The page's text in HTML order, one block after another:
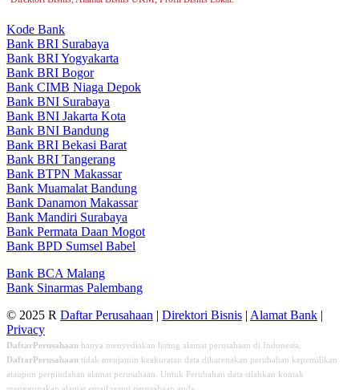
Kode Bank
Bank BRI Surabaya
Bank BRI Yogyakarta
Bank BRI Bogor
Bank CIMB Niaga Depok
Bank BNI Surabaya
Bank BNI Jakarta Kota
Bank BNI Bandung
Bank BRI Bekasi Barat
Bank BRI Tangerang
Bank BTPN Makassar
Bank Muamalat Bandung
Bank Danamon Makassar
Bank Mandiri Surabaya
Bank Permata Daan Mogot
Bank BPD Sumsel Babel
Bank BCA Malang
Bank Sinarmas Palembang
© 2025 R Daftar Perusahaan | Direktori Bisnis | Alamat Bank |
Privacy
DaftarPerusahaan hanya menyediakan listing alamat perusahaan di Indonesia,
DaftarPerusahaan tidak menjamin keakuratan data dikarenakan perubahan kepemilikan
ataupun perpindahan alamat perusahaan. Untuk Perubahan data silahkan kontak